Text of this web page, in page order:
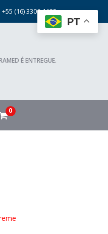
+55 (16) 3306-1122
É ENTREGUE.
0
PT